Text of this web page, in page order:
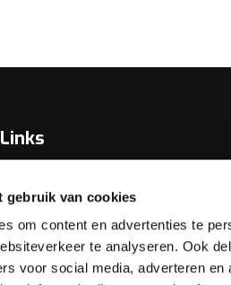
gebruik van cookies
om content en advertenties te
te analyseren. Ook
voor social media, adverteren
Links
Bondsbureau
Helpdesks